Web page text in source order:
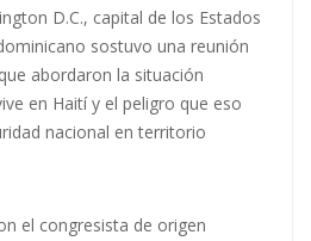
D.C., capital de los Estados
sostuvo una reunión
abordaron la situación
en Haití y el peligro que eso
nacional en territorio
el congresista de origen